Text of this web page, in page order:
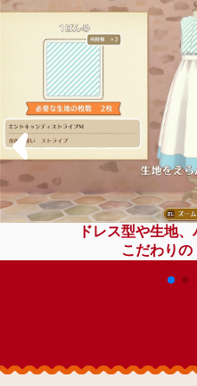
ドレス型や生地
こだわりの